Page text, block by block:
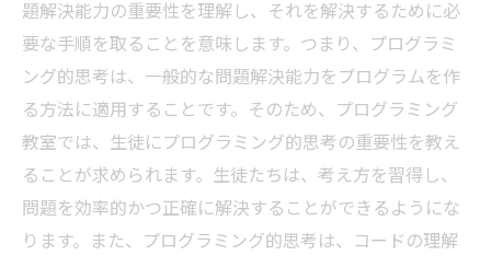
題解決能力の重要性を理解し、それを解決するために必
要な手順を取ることを意味します。つまり、プログラミ
ング的思考は、一般的な問題解決能力をプログラムを作
る方法に適用することです。そのため、プログラミング
教室では、生徒にプログラミング的思考の重要性を教え
ることが求められます。生徒たちは、考え方を習得し、
問題を効率的かつ正確に解決することができるようにな
ります。また、プログラミング的思考は、コードの理解